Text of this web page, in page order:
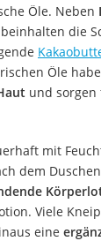
Öle. Neben
beinhalten die
Öle
und sorgen
mit
dem
Viele
eine